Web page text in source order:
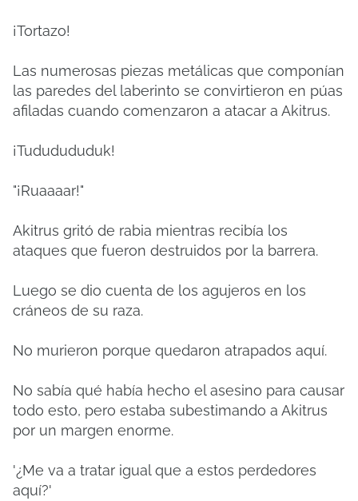
¡Tortazo!
Las numerosas piezas metálicas que componían
las paredes del laberinto se convirtieron en púas
afiladas cuando comenzaron a atacar a Akitrus.
¡Tududududuk!
"¡Ruaaaar!"
Akitrus gritó de rabia mientras recibía los
ataques que fueron destruidos por la barrera.
Luego se dio cuenta de los agujeros en los
cráneos de su raza.
No murieron porque quedaron atrapados aquí.
No sabía qué había hecho el asesino para causar
todo esto, pero estaba subestimando a Akitrus
por un margen enorme.
'¿Me va a tratar igual que a estos perdedores
aquí?'